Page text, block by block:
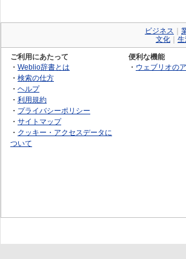
ビジネス
文化
生
ご利用にあたって
・ Weblio辞書とは
・ 検索の仕方
・ ヘルプ
・ 利用規約
・ プライバシーポリシー
・ サイトマップ
・ クッキー・アクセスデータに
ついて
便利な機能
・ ウェブリオの